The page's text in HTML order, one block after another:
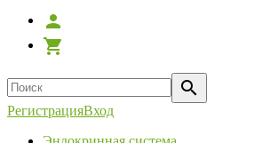
РегистрацияВход